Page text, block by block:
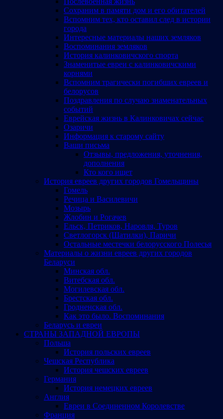
Сохраним в памяти дом и его обитателей
Вспомним тех, кто оставил след в истории
города
Интересные материалы наших земляков
Воспоминания земляков
История калинковичского спорта
Знаменитые евреи с калинковичскими
корнями
Вспомним трагически погибших евреев и
белорусов
Поздравления по случаю знаменательных
событий
Еврейская жизнь в Калинковичах сейчас
Озаричи
Информация к старому сайту
Ваши письма
Отзывы, предложения, уточнения,
дополнения
Кто кого ищет
История евреев других городов Гомельщины
Гомель
Речица и Василевичи
Мозырь
Жлобин и Рогачев
Ельск, Петриков, Наровля, Туров
Светлогорск (Шатилки), Паричи
Остальные местечки белорусского Полесья
Материалы о жизни евреев других городов
Беларуси
Минская обл.
Витебская обл.
Могилевская обл.
Брестская обл.
Гродненская обл.
Как это было. Воспоминания
Беларусь и евреи
СТРАНЫ ЗАПАДНОЙ ЕВРОПЫ
Польша
История польских евреев
Чешская Республика
История чешских евреев
Германия
История немецких евреев
Англия
Евреи в Соединенном Королевстве
Франция